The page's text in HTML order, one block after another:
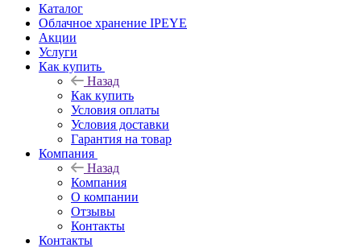
Каталог
Облачное хранение IPEYE
Акции
Услуги
Как купить
Назад
Как купить
Условия оплаты
Условия доставки
Гарантия на товар
Компания
Назад
Компания
О компании
Отзывы
Контакты
Контакты